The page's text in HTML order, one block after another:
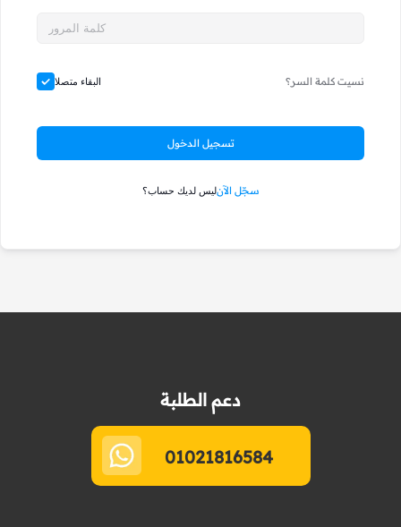
البقاء متصلا نسيت كلمة السر؟
تسجيل الدخول
ليس لديك حساب؟سجّل الآن
دعم الطلبة
01021816584